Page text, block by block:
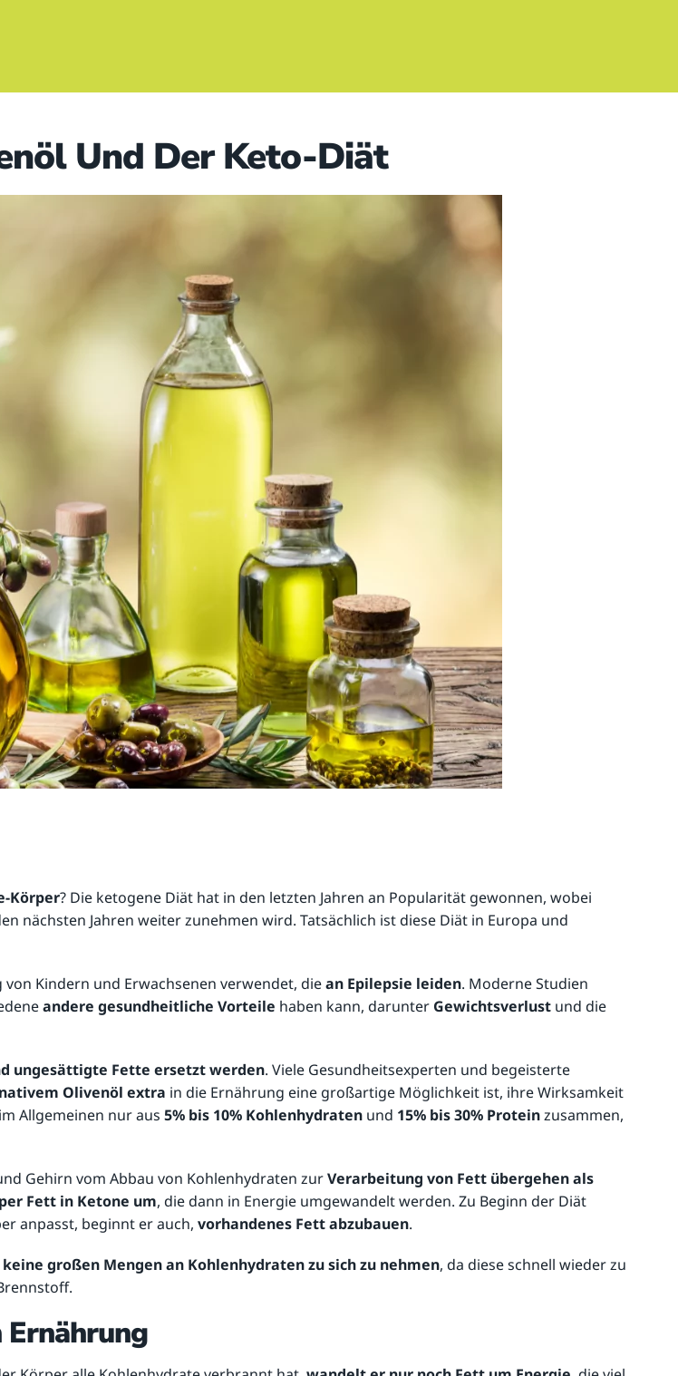
Und Der Keto-Diät
Körper? Die ketogene Diät hat in den letzten Jahren an Popularität gewonnen, wobei
nächsten Jahren weiter zunehmen wird. Tatsächlich ist diese Diät in Europa und
Kindern und Erwachsenen verwendet, diean Epilepsie leiden. Moderne Studien
andere gesundheitliche Vorteile haben kann, darunter Gewichtsverlust und die
ungesättigte Fette ersetzt werden. Viele Gesundheitsexperten und begeisterte
Olivenöl extra in die Ernährung eine großartige Möglichkeit ist, ihre Wirksamkeit
Allgemeinen nur aus 5% bis 10% Kohlenhydraten und 15% bis 30% Proteinzusammen,
Gehirn vom Abbau von Kohlenhydraten zurVerarbeitung von Fett übergehen als
Fett in Ketone um, die dann in Energie umgewandelt werden. Zu Beginn der Diät
anpasst, beginnt er auch, vorhandenes Fett abzubauen.
keine großen Mengen an Kohlenhydraten zu sich zu nehmen, da diese schnell wieder zu